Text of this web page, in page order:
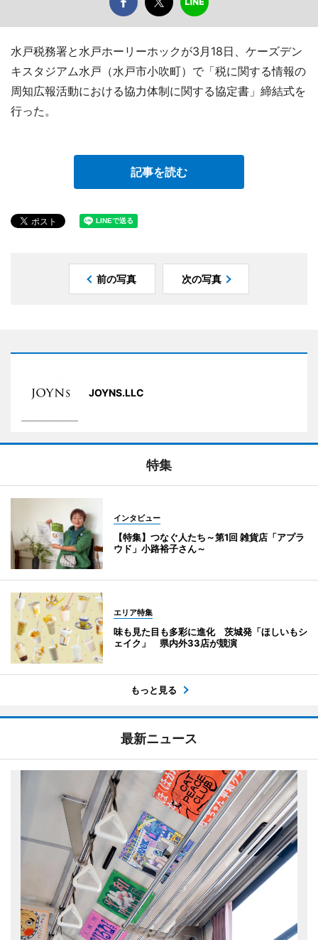
水戸税務署と水戸ホーリーホックが3月18日、ケーズデン
キスタジアム水戸（水戸市小吹町）で「税に関する情報の
周知広報活動における協力体制に関する協定書」締結式を
行った。
記事を読む
前の写真 次の写真
JOYNS.LLC
特集
インタビュー
【特集】つなぐ人たち～第1回 雑貨店「アプラ
ウド」小路裕子さん～
エリア特集
味も見た目も多彩に進化 茨城発「ほしいもシ
ェイク」 県内外33店が競演
もっと見る
最新ニュース